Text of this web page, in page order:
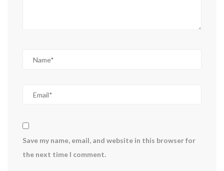
Save my name, email, and website in this browser for
the next time I comment.